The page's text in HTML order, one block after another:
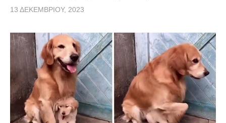
13 ΔΕΚΕΜΒΡΊΟΥ, 2023